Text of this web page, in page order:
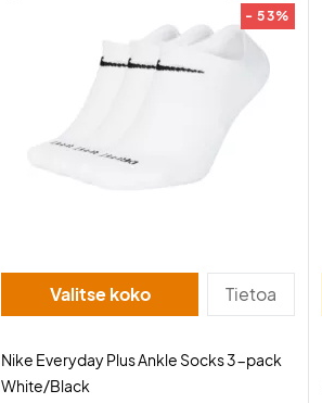
- 53%
Valitse koko Tietoa
Nike Everyday Plus Ankle Socks 3-pack
White/Black